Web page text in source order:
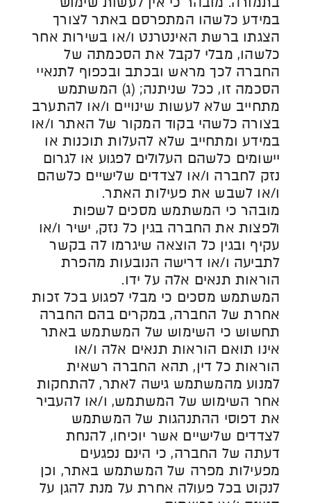
במידע כלשהו המתפרסם באתר לצורך
הצגתו ברשת האינטרנט ו/או בשירות אחר
כלשהו, מבלי לקבל את הסכמתה של
החברה לכך מראש ובכתב ובכפוף לתנאיי
הסכמה זו, ככל שניתנה; (ג) המשתמש
מתחייב שלא לעשות שינויים ו/או להתערב
בצורה כלשהי בקוד המקור של האתר ו/או
במידע ומתחייב שלא להעלות תוכנות או
יישומים כלשהם העלולים לפגוע או לגרום
נזק לחברה ו/או לצדדים שלישיים כלשהם
ו/או לשבש את פעילות האתר.
מובהר כי המשתמש מסכים לשפות
ולפצות את החברה בגין כל נזק, ישיר ו/או
עקיף ובגין כל הוצאה שיגרמו לה בקשר
לתביעה ו/או דרישה הנובעות מהפרת
הוראות תנאים אלה על ידו.
המשתמש מסכים כי מבלי לפגוע בכל זכות
אחרת של החברה, במקרים בהם החברה
תחשוש כי השימוש של המשתמש באתר
אינו תואם הוראות תנאים אלה ו/או
הוראות כל דין, תהא החברה רשאית
למנוע מהמשתמש גישה לאתר, להתחקות
אחר השימוש של המשתמש, ו/או להעביר
את דפוסי ההתנהגות של המשתמש
לצדדים שלישיים אשר יוכיחו, להנחת
דעתה של החברה, כי הינם נפגעים
מפעילות מפרה של המשתמש באתר, וכן
לנקוט בכל פעולה אחרת על מנת להגן על